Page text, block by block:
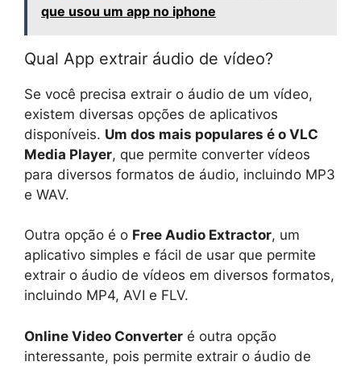
que usou um app no iphone
Qual App extrair áudio de vídeo?
Se você precisa extrair o áudio de um vídeo,
existem diversas opções de aplicativos
disponíveis. Um dos mais populares é o VLC
Media Player, que permite converter vídeos
para diversos formatos de áudio, incluindo MP3
e WAV.
Outra opção é o Free Audio Extractor, um
aplicativo simples e fácil de usar que permite
extrair o áudio de vídeos em diversos formatos,
incluindo MP4, AVI e FLV.
Online Video Converter é outra opção
interessante, pois permite extrair o áudio de